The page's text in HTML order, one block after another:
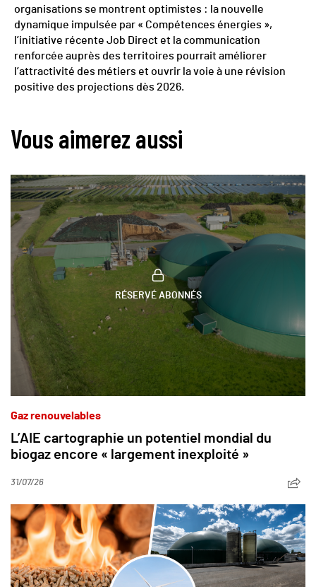
organisations se montrent optimistes : la nouvelle
dynamique impulsée par « Compétences énergies »,
l’initiative récente Job Direct et la communication
renforcée auprès des territoires pourrait améliorer
l’attractivité des métiers et ouvrir la voie à une révision
positive des projections dès 2026.
Vous aimerez aussi
RÉSERVÉ ABONNÉS
Gaz renouvelables
L’AIE cartographie un potentiel mondial du
biogaz encore « largement inexploité »
31/07/26